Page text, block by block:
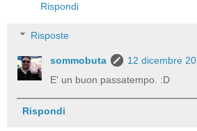
Rispondi
Risposte
sommobuta
12 dicembre
E' un buon passatempo. :D
Rispondi